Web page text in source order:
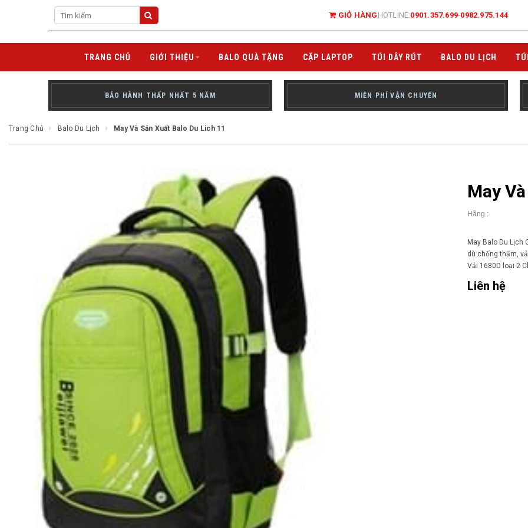
GIỎ HÀNG HOTLINE:0901.357.699-0982.975.144
TRANG CHỦ GIỚI THIỆU BALO QUÀ TẶNG CẶP LAPTOP TÚI DÂY RÚT BALO DU LỊCH
BẢO HÀNH THẤP NHẤT 5 NĂM MIỄN PHÍ VẬN CHUYỂN
Trang Chủ Balo Du Lịch May Và Sản Xuất Balo Du Lich 11
May
Hãng :
May Balo Du Lịch
dù chống thấm,
Vải 1680D loại 2
Liên hệ